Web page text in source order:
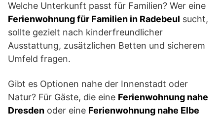
Welche Unterkunft passt für Familien? Wer eine
Ferienwohnung für Familien in Radebeul sucht,
sollte gezielt nach kinderfreundlicher
Ausstattung, zusätzlichen Betten und sicherem
Umfeld fragen.
Gibt es Optionen nahe der Innenstadt oder
Natur? Für Gäste, die eine Ferienwohnung nahe
Dresden oder eine Ferienwohnung nahe Elbe